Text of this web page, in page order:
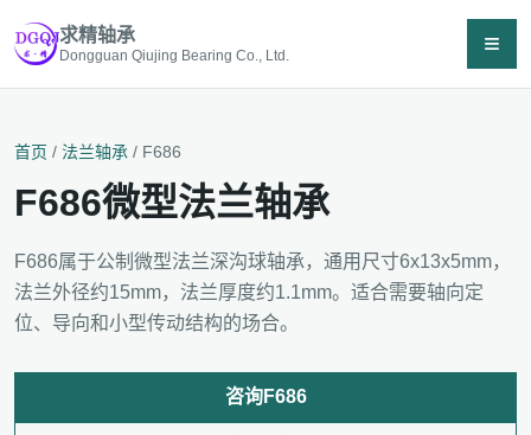
求精轴承
Dongguan Qiujing Bearing Co., Ltd. ≡
首页 / 法兰轴承 / F686
F686微型法兰轴承
F686属于公制微型法兰深沟球轴承，通用尺寸6x13x5mm，
法兰外径约15mm，法兰厚度约1.1mm。适合需要轴向定
位、导向和小型传动结构的场合。
咨询F686